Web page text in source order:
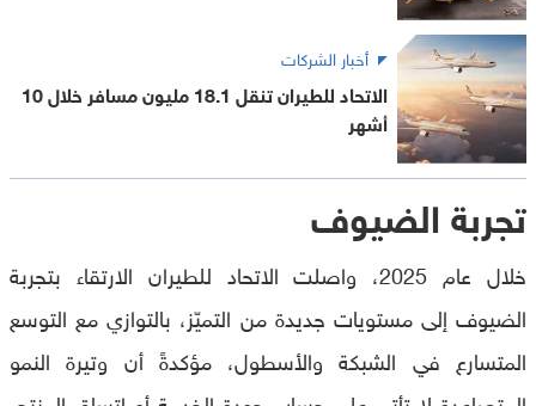
أخبار الشركات
الاتحاد للطيران تنقل 18.1 مليون مسافر خلال 10
أشهر
تجربة الضيوف
خلال عام 2025، واصلت الاتحاد للطيران الارتقاء بتجربة
الضيوف إلى مستويات جديدة من التميّز، بالتوازي مع التوسع
المتسارع في الشبكة والأسطول، مؤكدةً أن وتيرة النمو